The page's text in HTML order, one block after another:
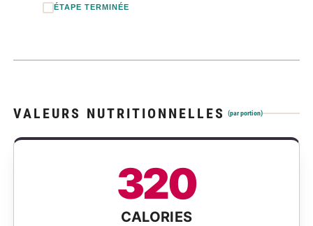
ÉTAPE TERMINÉE
VALEURS NUTRITIONNELLES (par portion)
320
CALORIES